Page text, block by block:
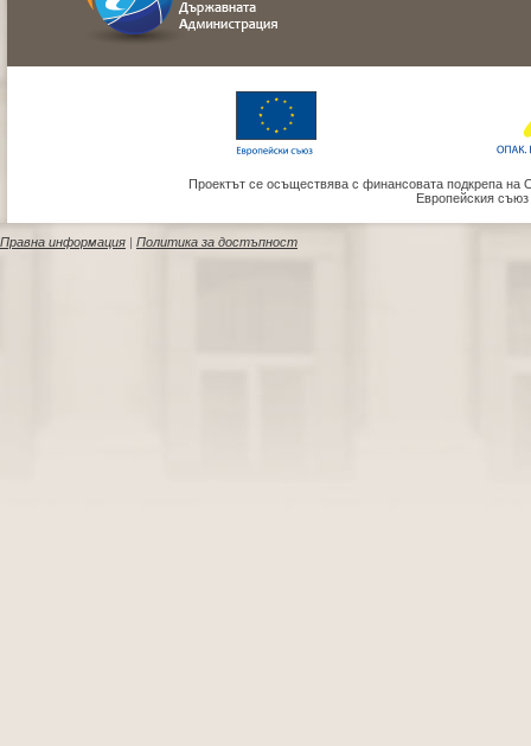
Проектът се осъществява с финансовата подкрепа на
Европейския
Правна информация | Политика за достъпност